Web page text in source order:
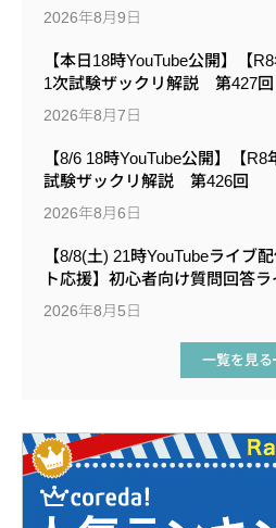
2026年8月9日
【本日18時YouTube公開】【
1次試験ザックリ解説 第427回
2026年8月7日
【8/6 18時YouTube公開】【
試験ザックリ解説 第426回
2026年8月6日
【8/8(土) 21時YouTubeライブ
ト応援】初心者向け質問回答
2026年8月5日
一覧を見る